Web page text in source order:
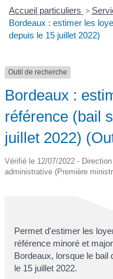
Accueil particuliers >
Bordeaux : estimer les
depuis le 15 juillet 2022)
Outil de recherche
Bordeaux :
référence (bail
juillet 2022)
Vérifié le 12/07/2022 -
administrative (Première
Permet d'estimer les
référence minoré et
Bordeaux, lorsque le bail
le 15 juillet 2022.